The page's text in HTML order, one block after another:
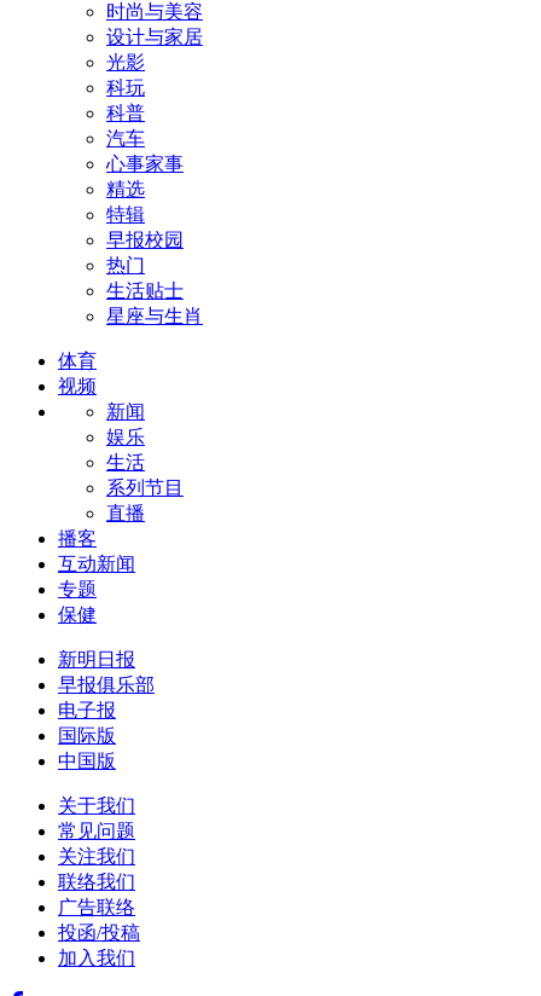
时尚与美容
设计与家居
光影
科玩
科普
汽车
心事家事
精选
特辑
早报校园
热门
生活贴士
星座与生肖
体育
视频
新闻
娱乐
生活
系列节目
直播
播客
互动新闻
专题
保健
新明日报
早报俱乐部
电子报
国际版
中国版
关于我们
常见问题
关注我们
联络我们
广告联络
投函/投稿
加入我们